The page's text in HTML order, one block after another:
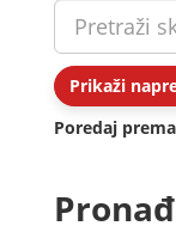
Prikaži
Poredaj prema